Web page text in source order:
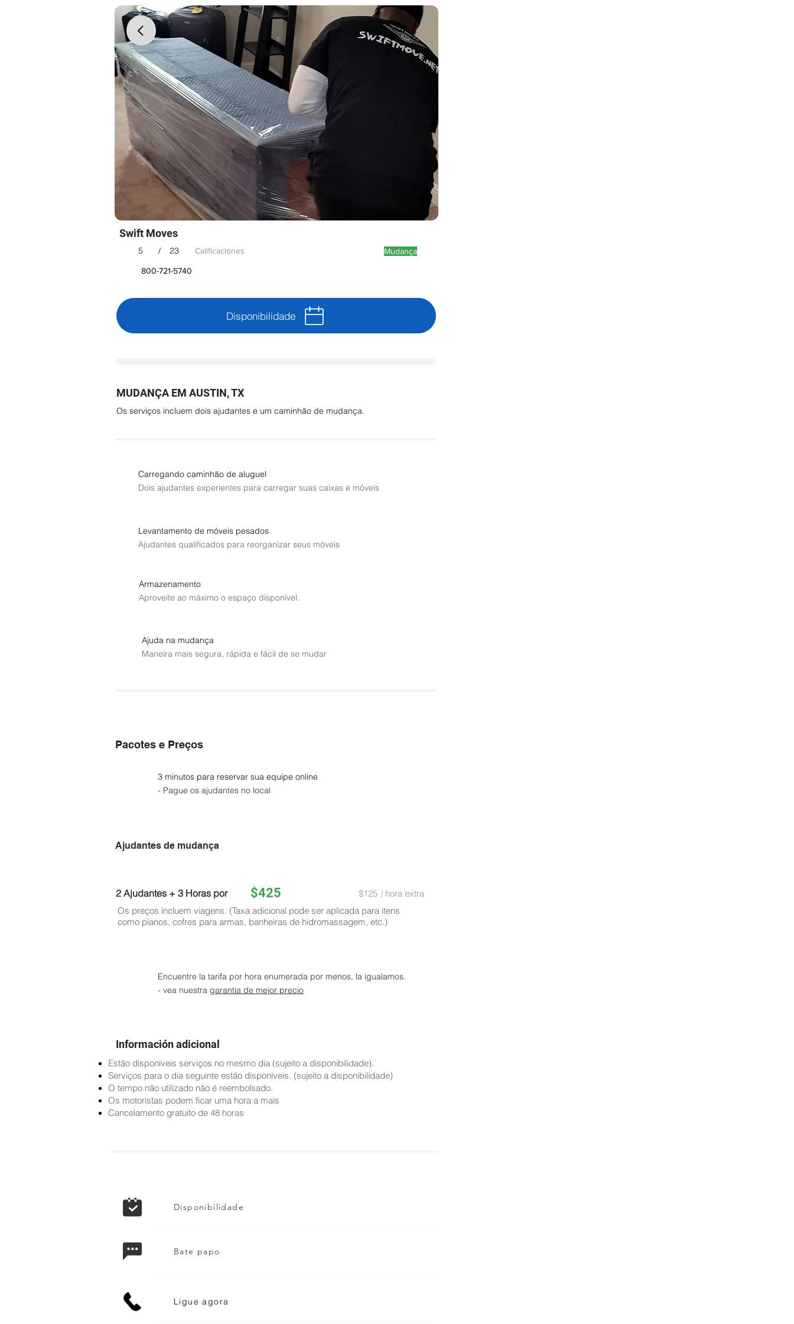
Swift Moves
5 / 23 Calificaciones Mudança
800-721-5740
Disponibilidade
MUDANÇA EM AUSTIN, TX
Os serviços incluem dois ajudantes e um caminhão de mudança.
Carregando caminhão de aluguel
Dois ajudantes experientes para carregar suas caixas e móveis
Levantamento de móveis pesados
Ajudantes qualificados para reorganizar seus móveis
Armazenamento
Aproveite ao máximo o espaço disponível.
Ajuda na mudança
Maneira mais segura, rápida e fácil de se mudar
Pacotes e Preços
3 minutos para reservar sua equipe online
- Pague os ajudantes no local
Ajudantes de mudança
2 Ajudantes + 3 Horas por $425 $125 / hora extra
Os preços incluem viagens. (Taxa adicional pode ser aplicada para itens
como pianos, cofres para armas, banheiras de hidromassagem, etc.)
Encuentre la tarifa por hora enumerada por menos, la igualamos.
- vea nuestra garantía de mejor precio
Información adicional
Estão disponíveis serviços no mesmo dia (sujeito a disponibilidade).
Serviços para o dia seguinte estão disponíveis. (sujeito a disponibilidade)
O tempo não utilizado não é reembolsado.
Os motoristas podem ficar uma hora a mais
Cancelamento gratuito de 48 horas
Disponibilidade
Bate papo
Ligue agora